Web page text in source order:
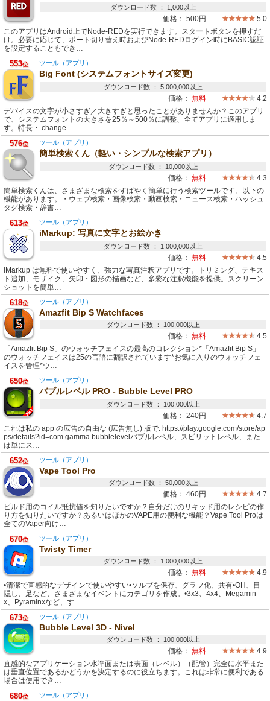
ダウンロード数 ： 1,000以上
価格： 500円
5.0
このアプリはAndroid上でNode-REDを実行できます。スタートボタンを押すだ
け。必要に応じて、ポート切り替え時およびNode-REDログイン時にBASIC認証
を設定することもでき…
553位 ツール（アプリ）
Big Font (システムフォントサイズ変更)
ダウンロード数 ： 5,000,000以上
価格： 無料
4.2
デバイスの文字が小さすぎ／大きすぎと思ったことがありませんか？このアプリ
で、システムフォントの大きさを25％～500％に調整、全てアプリに適用しま
す。特長・ change…
576位 ツール（アプリ）
簡単検索くん（軽い・シンプルな検索アプリ）
ダウンロード数 ： 10,000以上
価格： 無料
4.3
簡単検索くんは、さまざまな検索をすばやく簡単に行う検索ツールです。以下の
機能があります。・ウェブ検索・画像検索・動画検索・ニュース検索・ハッシュ
タグ検索・辞書…
613位 ツール（アプリ）
iMarkup: 写真に文字とお絵かき
ダウンロード数 ： 1,000,000以上
価格： 無料
4.5
iMarkup は無料で使いやすく、強力な写真注釈アプリです。トリミング、テキス
ト追加、モザイク、矢印・図形の描画など、多彩な注釈機能を提供。スクリーン
ショットを簡単…
618位 ツール（アプリ）
Amazfit Bip S Watchfaces
ダウンロード数 ： 100,000以上
価格： 無料
4.5
「Amazfit Bip S」のウォッチフェイスの最高のコレクション*「Amazfit Bip S」
のウォッチフェイスは25の言語に翻訳されています*お気に入りのウォッチフェ
イスを管理*ウ…
650位 ツール（アプリ）
バブルレベル PRO - Bubble Level PRO
ダウンロード数 ： 100,000以上
価格： 240円
4.7
これは私の app の広告の自由な (広告無し) 版で: https://play.google.com/store/ap
ps/details?id=com.gamma.bubblelevelバブルレベル、スピリットレベル、また
は単にス…
652位 ツール（アプリ）
Vape Tool Pro
ダウンロード数 ： 50,000以上
価格： 460円
4.7
ビルド用のコイル抵抗値を知りたいですか？自分だけのリキッド用のレシピの作
り方を知りたいですか？あるいはほかのVAPE用の便利な機能？Vape Tool Proは
全てのVaper向け…
670位 ツール（アプリ）
Twisty Timer
ダウンロード数 ： 1,000,000以上
価格： 無料
4.9
•清潔で直感的なデザインで使いやすい•ソルブを保存、グラフ化、共有•OH、目
隠し、足など、さまざまなイベントにカテゴリを作成。•3x3、4x4、Megamin
x、Pyraminxなど、す…
673位 ツール（アプリ）
Bubble Level 3D - Nivel
ダウンロード数 ： 100,000以上
価格： 無料
4.9
直感的なアプリケーション水準面または表面（レベル）（配管）完全に水平また
は垂直位置であるかどうかを決定するのに役立ちます。これは非常に便利である
場合は使用でき…
680位 ツール（アプリ）